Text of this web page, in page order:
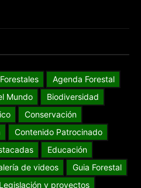
Agenda Forestal
Mundo
Biodiversidad
Conservación
Contenido Patrocinado
Educación
de videos
Guia Forestal
Legislación y proyectos